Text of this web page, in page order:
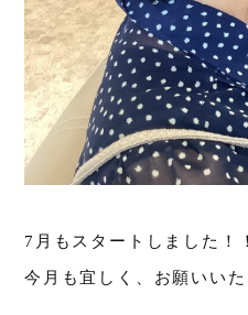
7月もスタートしました！！
今月も宜しく、お願いいた